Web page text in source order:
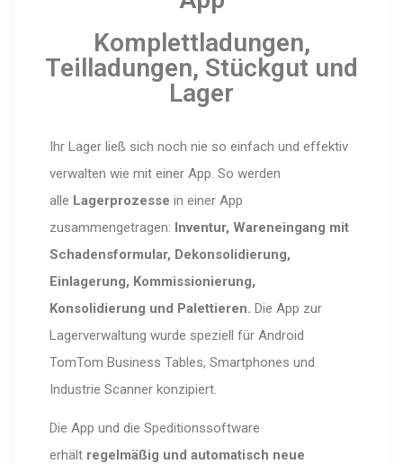
Komplettladungen,
Teilladungen, Stückgut und
Lager
Ihr Lager ließ sich noch nie so einfach und effektiv
verwalten wie mit einer App. So werden
alle Lagerprozesse in einer App
zusammengetragen: Inventur, Wareneingang mit
Schadensformular, Dekonsolidierung,
Einlagerung, Kommissionierung,
Konsolidierung und Palettieren. Die App zur
Lagerverwaltung wurde speziell für Android
TomTom Business Tables, Smartphones und
Industrie Scanner konzipiert.
Die App und die Speditionssoftware
erhält regelmäßig und automatisch neue